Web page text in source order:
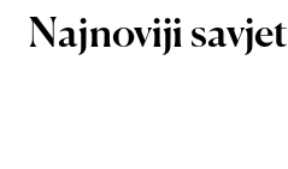
Najnoviji